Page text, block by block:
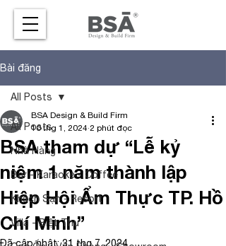
Bài đăng
All Posts
Nhà Hàng
Bar - Karaoke - Coffee
Khách Sạn - Resort
Villa - Biệt Thự
All Posts
BSA tham dự “Lễ kỷ
niệm 1 năm thành lập
Hiệp Hội Ẩm Thực TP. Hồ
Chí Minh”
BSA Design & Build Firm
10 thg 1, 2024 2 phút đọc
Đã cập nhật:31 thg 7, 2024